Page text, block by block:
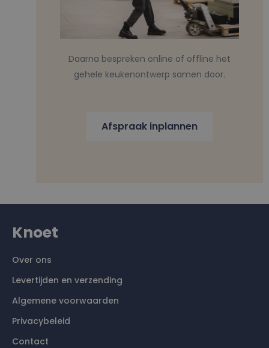
Daarna bespreken online of offline het
gehele keukenontwerp samen door.
Afspraak inplannen
Knoet
Over ons
Levertijden en verzending
Algemene voorwaarden
Privacybeleid
Contact